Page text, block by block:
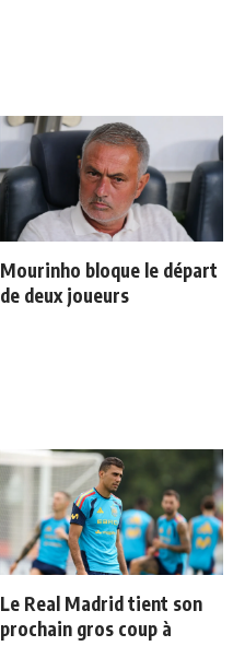
Mourinho bloque le départ
de deux joueurs
Le Real Madrid tient son
prochain gros coup à